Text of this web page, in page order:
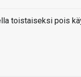
toistaiseksi pois